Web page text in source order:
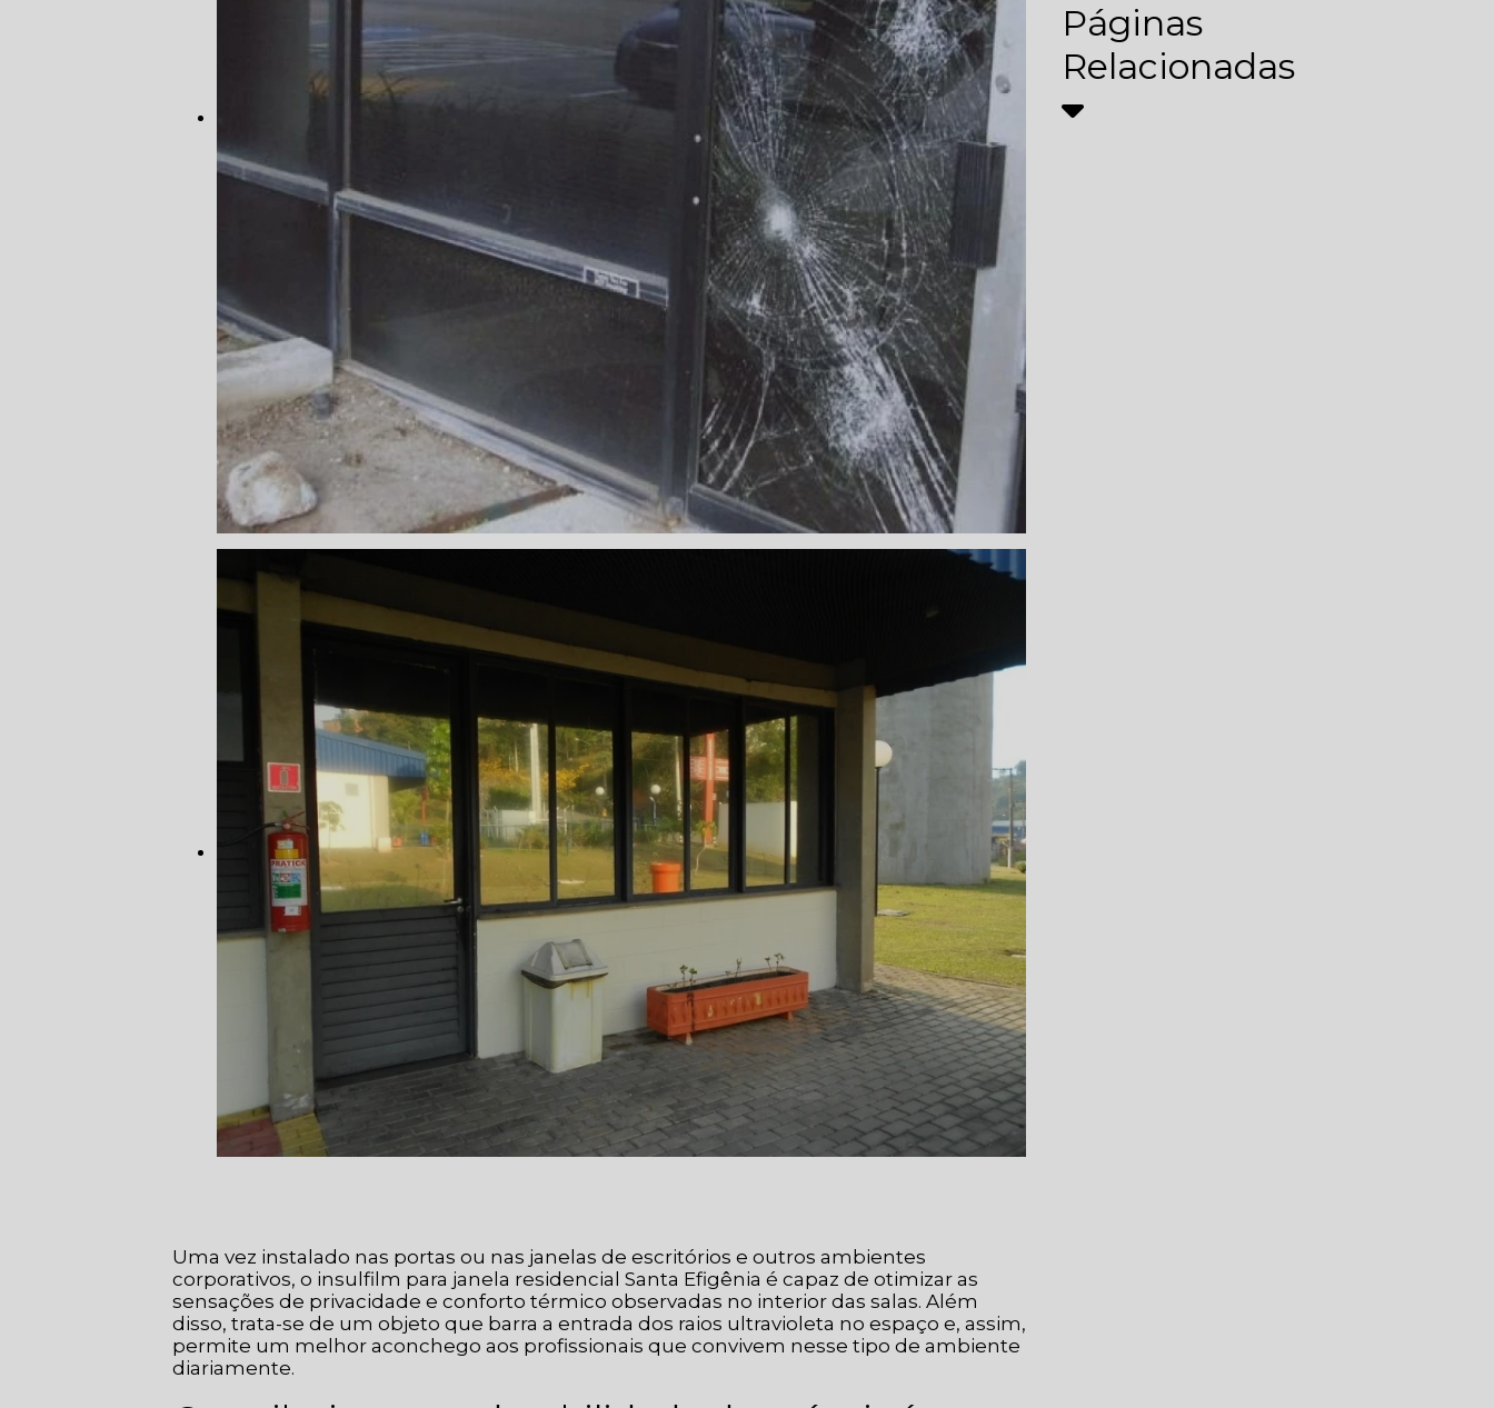
Uma vez instalado nas portas ou nas janelas de escritórios e outros ambientes
corporativos, o insulfilm para janela residencial Santa Efigênia é capaz de otimizar as
sensações de privacidade e conforto térmico observadas no interior das salas. Além
disso, trata-se de um objeto que barra a entrada dos raios ultravioleta no espaço e, assim,
permite um melhor aconchego aos profissionais que convivem nesse tipo de ambiente
diariamente.
Páginas
Relacionadas